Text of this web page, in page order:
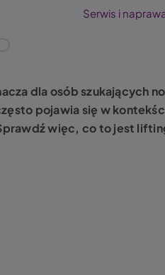
Serwis i
dla osób szukających
pojawia się w
więc, co to jest